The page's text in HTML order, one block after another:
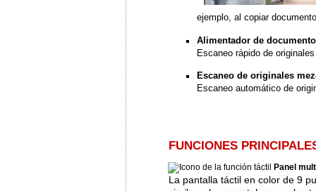
ejemplo, al copiar
Alimentador de
Escaneo rápido de
Escaneo de originales
Escaneo automático de
FUNCIONES
Panel
La pantalla táctil en color de 9